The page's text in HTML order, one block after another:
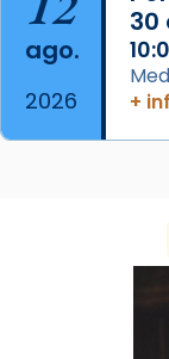
ago.
2026
30
+